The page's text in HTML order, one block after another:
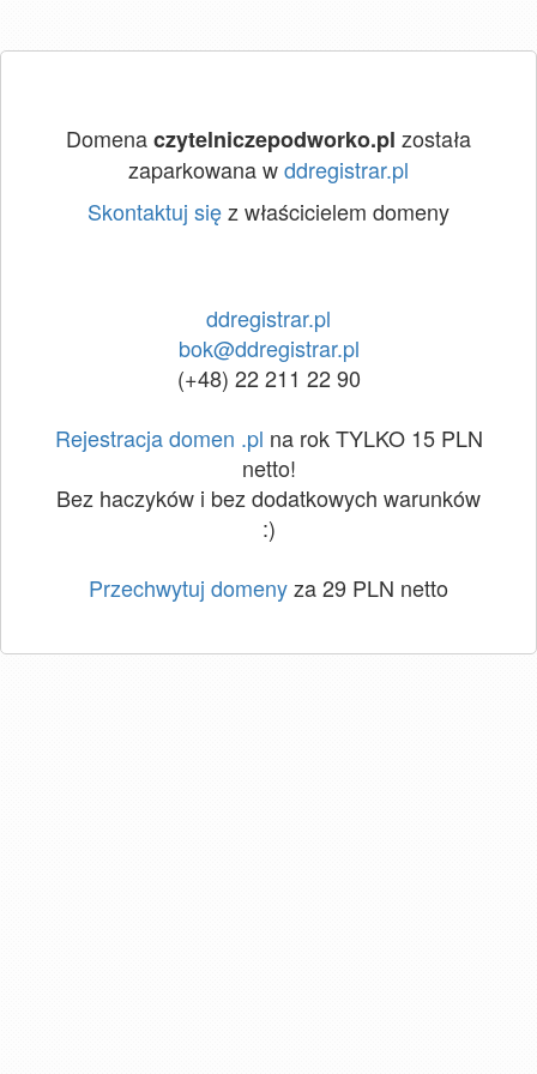
Domenaczytelniczepodworko.pl została
zaparkowana wddregistrar.pl
Skontaktuj sięz właścicielem domeny
ddregistrar.pl
bok@ddregistrar.pl
(+48) 22 211 22 90
Rejestracja domen .pl na rok TYLKO 15 PLN
netto!
Bez haczyków i bez dodatkowych warunków
:)
Przechwytuj domenyza 29 PLN netto